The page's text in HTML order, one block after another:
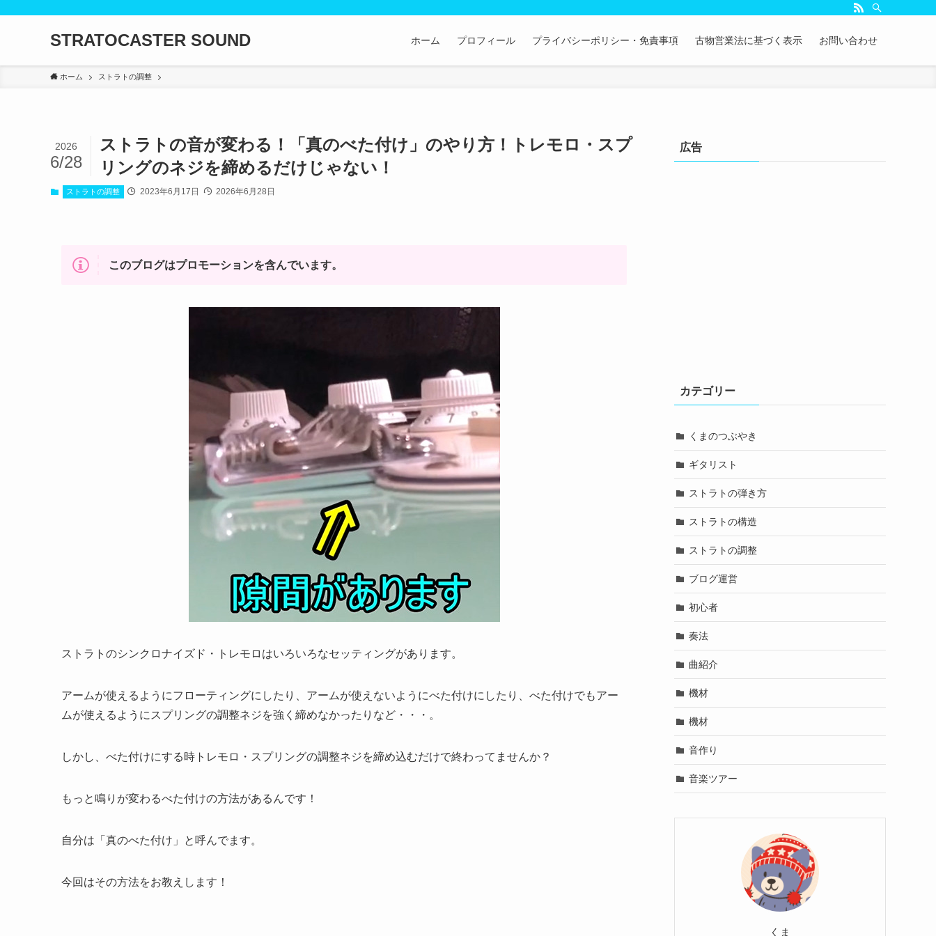
STRATOCASTER SOUND ホーム プロフィール プライバシーポリシー・免責事項 古物営業法に基づく表示 お問い合わせ
ホーム ストラトの調整
ストラトの音が変わる！「真のべた付け」のやり方！トレモロ・スプ
リングのネジを締めるだけじゃない！
2026
6/28
ストラトの調整 2023年6月17日 2026年6月28日
このブログはプロモーションを含んでいます。
ストラトのシンクロナイズド・トレモロはいろいろなセッティングがあります。
アームが使えるようにフローティングにしたり、アームが使えないようにべた付けにしたり、べた付けでもアー
ムが使えるようにスプリングの調整ネジを強く締めなかったりなど・・・。
しかし、べた付けにする時トレモロ・スプリングの調整ネジを締め込むだけで終わってませんか？
もっと鳴りが変わるべた付けの方法があるんです！
自分は「真のべた付け」と呼んでます。
今回はその方法をお教えします！
広告
カテゴリー
くまのつぶやき
ギタリスト
ストラトの弾き方
ストラトの構造
ストラトの調整
ブログ運営
初心者
奏法
曲紹介
機材
機材
音作り
音楽ツアー
くま